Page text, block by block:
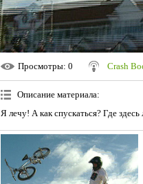
Просмотры: 0 Crash
Описание материала:
Я лечу! А как спускаться? Где здесь